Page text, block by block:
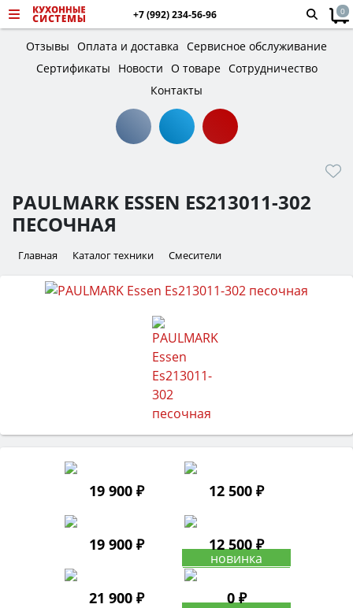
+7 (992) 234-56-96 0
Отзывы Оплата и доставка Сервисное обслуживание
Сертификаты
Новости О товаре Сотрудничество
Контакты
PAULMARK ESSEN ES213011-302
ПЕСОЧНАЯ
Главная Каталог техники Смесители
19 900 ₽ 12 500 ₽
19 900 ₽ 12 500 ₽
21 900 ₽ 0 ₽